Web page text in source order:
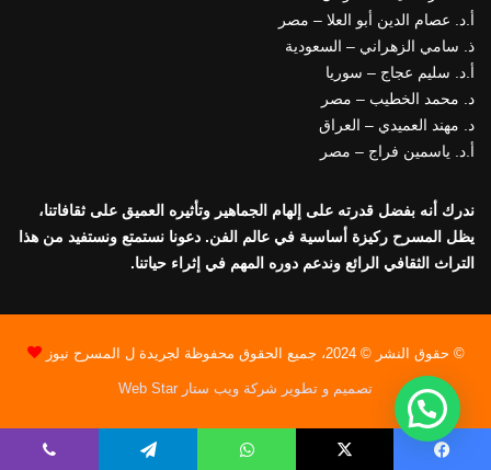
أ.د. عصام الدين أبو العلا – مصر
ذ. سامي الزهراني – السعودية
أ.د. سليم عجاج – سوريا
د. محمد الخطيب – مصر
د. مهند العميدي – العراق
أ.د. ياسمين فراج – مصر
ندرك أنه بفضل قدرته على إلهام الجماهير وتأثيره العميق على ثقافاتنا،
يظل المسرح ركيزة أساسية في عالم الفن. دعونا نستمتع ونستفيد من هذا
التراث الثقافي الرائع وندعم دوره المهم في إثراء حياتنا.
© حقوق النشر © 2024، جميع الحقوق محفوظة لجريدة ل المسرح نيوز
تصميم و تطوير شركة ويب ستار Web Star